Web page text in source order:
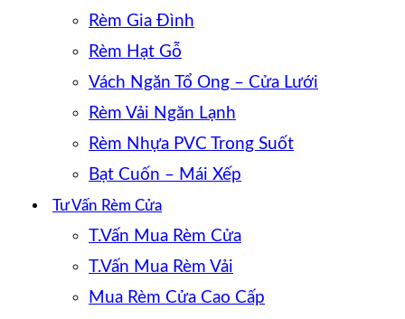
Rèm Gia Đình
Rèm Hạt Gỗ
Vách Ngăn Tổ Ong – Cửa Lưới
Rèm Vải Ngăn Lạnh
Rèm Nhựa PVC Trong Suốt
Bạt Cuốn – Mái Xếp
Tư Vấn Rèm Cửa
T.Vấn Mua Rèm Cửa
T.Vấn Mua Rèm Vải
Mua Rèm Cửa Cao Cấp